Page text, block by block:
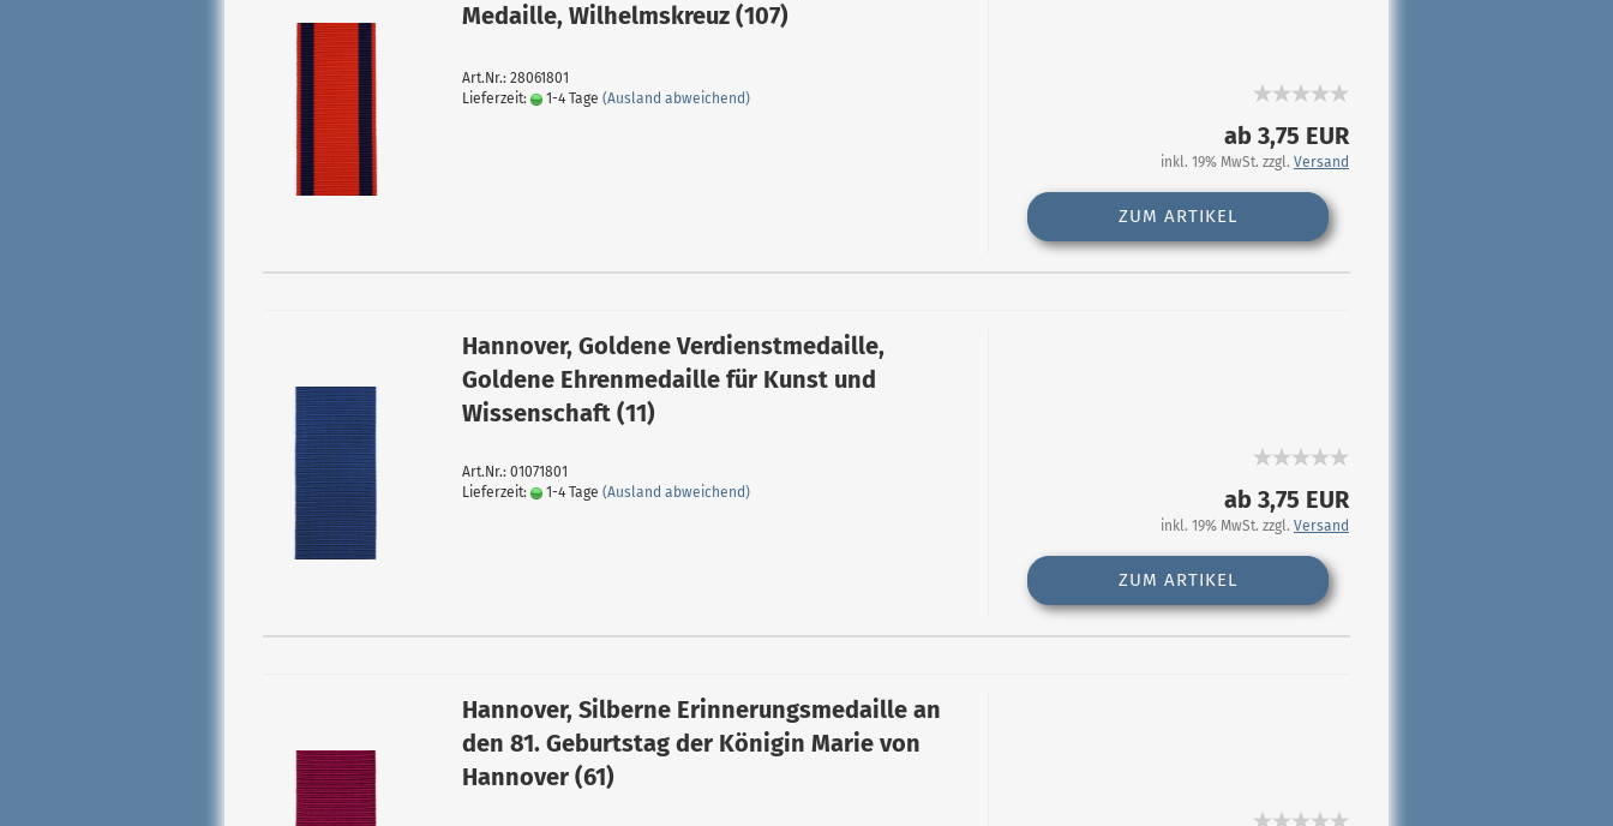
Medaille, Wilhelmskreuz (107)
Art.Nr.: 28061801
Lieferzeit:
1-4 Tage (Ausland abweichend)
ab 3,75 EUR
inkl. 19% MwSt. zzgl. Versand
ZUM ARTIKEL
Hannover, Goldene Verdienstmedaille,
Goldene Ehrenmedaille für Kunst und
Wissenschaft (11)
Art.Nr.: 01071801
Lieferzeit:
1-4 Tage (Ausland abweichend) ab 3,75 EUR
inkl. 19% MwSt. zzgl. Versand
ZUM ARTIKEL
Hannover, Silberne Erinnerungsmedaille an
den 81. Geburtstag der Königin Marie von
Hannover (61)